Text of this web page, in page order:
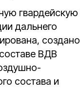
гвардейскую
дальнего
создано
ВДВ
состава и